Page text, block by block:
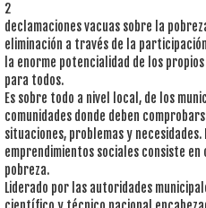
2
declamaciones vacuas sobre la
eliminación a través de la
la enorme potencialidad de los
para todos.
Es sobre todo a nivel local, de los
comunidades donde deben
situaciones, problemas y necesidades.
emprendimientos sociales consiste
pobreza.
Liderado por las autoridades